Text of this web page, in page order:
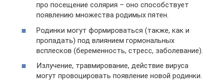
про посещение солярия – оно способствует
появлению множества родимых пятен.
Родинки могут формироваться (также, как и
пропадать) под влиянием гормональных
всплесков (беременность, стресс, заболевание).
Излучение, травмирование, действие вируса
могут провоцировать появление новой родинки.